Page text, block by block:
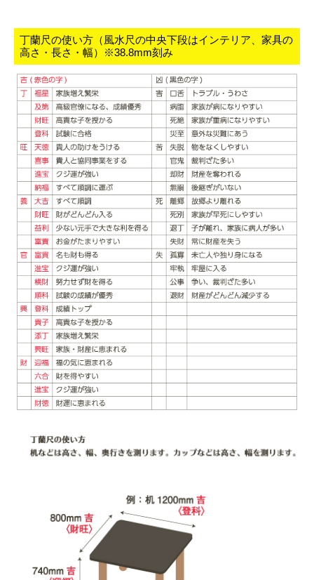
丁蘭尺の使い方（風水尺の中央下段はインテリア、家具の
高さ・長さ・幅）※38.8mm刻み